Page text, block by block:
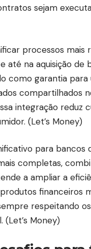
sejam
processos
até na aquisição de
como garantia
compartilhados
integração reduz
(Let’s Money)
para bancos
completas,
a ampliar a
financeiros
respeitando
(Let’s Money)